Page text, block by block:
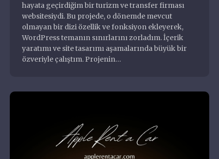
Flatsome
Car Mechanic Simulator
Sevdiğim Diziler
Hakkımda
Yalı Çapkını
Kurtlar Vadisi
Sample Page
Kurtlar Vadisi
Kurumsal Kimlik
Sevdiğim Programlar
hayata geçirdiğim bir turizm ve transfer firması
websitesiydi. Bu projede, o dönemde mevcut
olmayan bir dizi özellik ve fonksiyon ekleyerek,
WordPress temanın sınırlarını zorladım. İçerik
yaratımı ve site tasarımı aşamalarında büyük bir
özveriyle çalıştım. Projenin…